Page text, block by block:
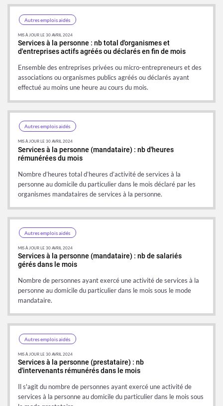
Services à la personne : nb total d'organismes et
d'entreprises actifs agréés ou déclarés en fin de mois
Ensemble des entreprises privées ou micro-entrepreneurs et des
associations ou organismes publics agréés ou déclarés ayant
effectué au moins une heure au cours du mois.
Autres emplois aidés
MIS À JOUR LE 30 AVRIL 2024
Services à la personne (mandataire) : nb d'heures
rémunérées du mois
Nombre d’heures total d’heures d’activité de services à la
personne au domicile du particulier dans le mois déclaré par les
organismes mandataires de services à la personne.
Autres emplois aidés
MIS À JOUR LE 30 AVRIL 2024
Services à la personne (mandataire) : nb de salariés
gérés dans le mois
Nombre de personnes ayant exercé une activité de services à la
personne au domicile du particulier dans le mois sous le mode
mandataire.
Autres emplois aidés
MIS À JOUR LE 30 AVRIL 2024
Services à la personne (prestataire) : nb
d'intervenants rémunérés dans le mois
Il s'agit du nombre de personnes ayant exercé une activité de
services à la personne au domicile du particulier dans le mois sous
Autres emplois aidés
MIS À JOUR LE 30 AVRIL 2024